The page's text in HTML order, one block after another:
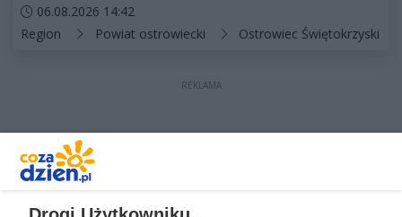
Data dodania artykułu:
06.08.2026 14:42
Kategorie artykułu:
Region Powiat ostrowiecki Ostrowiec Świętokrzyski
REKLAMA